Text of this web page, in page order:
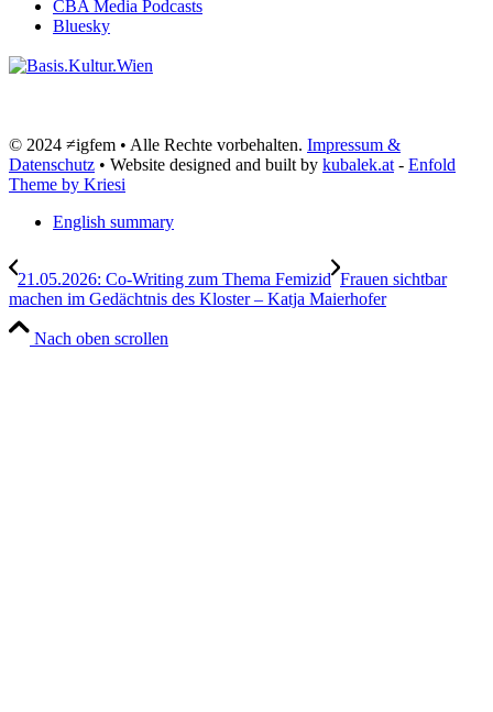
CBA Media Podcasts
Bluesky
© 2024 ≠igfem • Alle Rechte vorbehalten. Impressum &
Datenschutz • Website designed and built by kubalek.at - Enfold
Theme by Kriesi
English summary
21.05.2026: Co-Writing zum Thema Femizid Frauen sichtbar
machen im Gedächtnis des Kloster – Katja Maierhofer
Nach oben scrollen